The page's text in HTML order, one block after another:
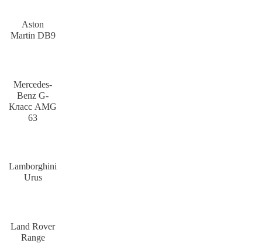
Aston
Martin DB9
Mercedes-
Benz G-
Класс AMG
63
Lamborghini
Urus
Land Rover
Range